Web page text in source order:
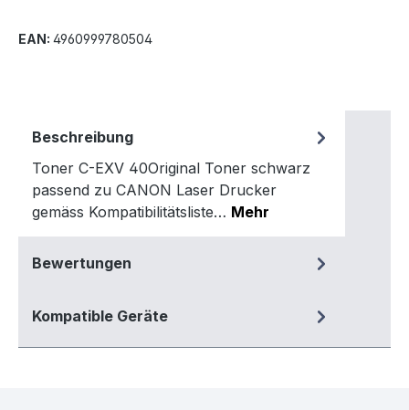
EAN: 4960999780504
Beschreibung
Toner C-EXV 40Original Toner schwarz
passend zu CANON Laser Drucker
gemäss Kompatibilitätsliste… Mehr
Bewertungen
Kompatible Geräte